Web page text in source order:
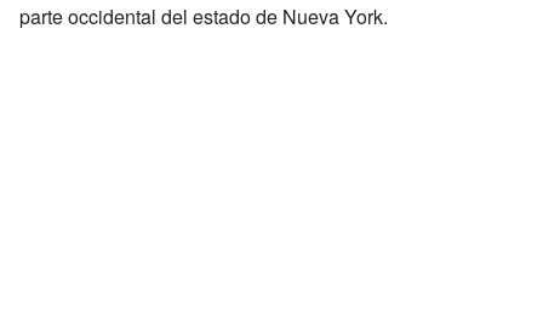
parte occidental del estado de Nueva York.